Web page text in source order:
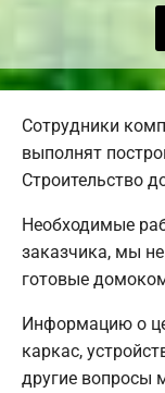
Сотрудники
выполнят
Строительство
Необходимые
заказчика, мы
готовые
Информацию о
каркас,
другие вопросы